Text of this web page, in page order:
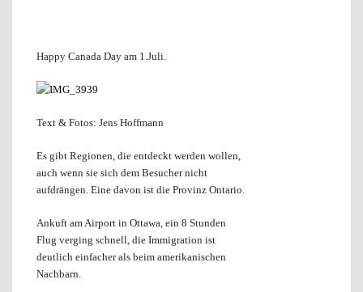
Happy Canada Day am 1.Juli.
Text & Fotos: Jens Hoffmann
Es gibt Regionen, die entdeckt werden wollen,
auch wenn sie sich dem Besucher nicht
aufdrängen. Eine davon ist die Provinz Ontario.
Ankuft am Airport in Ottawa, ein 8 Stunden
Flug verging schnell, die Immigration ist
deutlich einfacher als beim amerikanischen
Nachbarn.